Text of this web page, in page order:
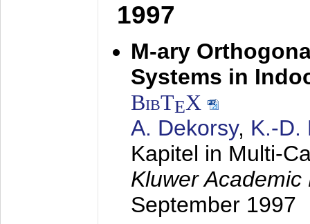
1997
M-ary
Systems in
BibTEX
A. Dekorsy, K.-D.
Kapitel in Multi-
Kluwer
September 1997